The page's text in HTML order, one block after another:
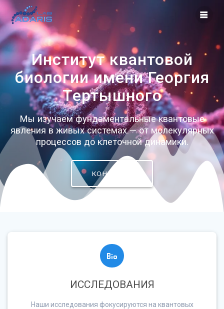
Перейти
контенту
Институт квантовой
биологии имени Георгия
Тертышного
Мы изучаем фундаментальные квантовые
явления в живых системах — от молекулярных
процессов до клеточной динамики.
КОНТАКТЫ
ИССЛЕДОВАНИЯ
Наши исследования фокусируются на квантовых